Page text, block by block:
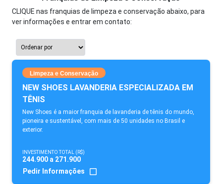
CLIQUE nas franquias de limpeza e conservação abaixo, para
ver informações e entrar em contato:
Limpeza e Conservação
NEW SHOES LAVANDERIA ESPECIALIZADA EM
TÊNIS
New Shoes é a maior franquia de lavanderia de tênis do mundo,
pioneira e sustentável, com mais de 50 unidades no Brasil e
exterior.
INVESTIMENTO TOTAL (R$)
244.900 a 271.900
Pedir Informações